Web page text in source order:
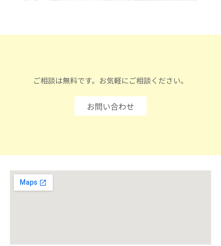
ご相談は無料です。お気軽にご相談ください。
お問い合わせ